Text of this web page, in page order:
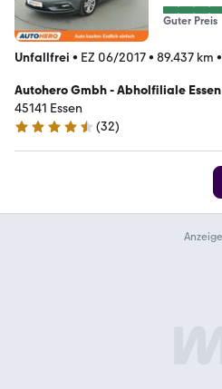
Guter Preis
Unfallfrei • EZ 06/2017• 89.437 km •
Autohero Gmbh - Abholfiliale Essen
45141 Essen
4.7 Sterne
(32)